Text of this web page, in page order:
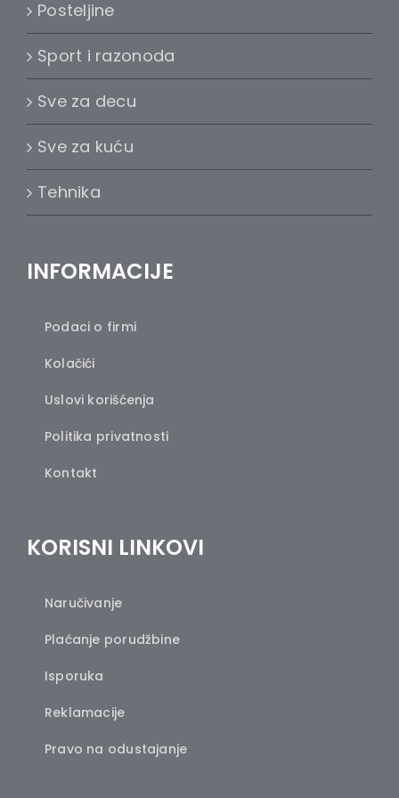
Posteljine
Sport i razonoda
Sve za decu
Sve za kuću
Tehnika
INFORMACIJE
Podaci o firmi
Kolačići
Uslovi korišćenja
Politika privatnosti
Kontakt
KORISNI LINKOVI
Naručivanje
Plaćanje porudžbine
Isporuka
Reklamacije
Pravo na odustajanje